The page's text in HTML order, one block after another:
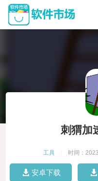
刺猬加
工具 时间：
安卓下载